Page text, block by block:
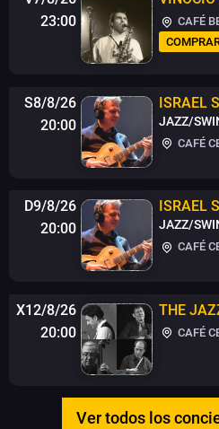
23:00
CAFÉ
S8/8/26
20:00
ISRAEL
JAZZ/
CAFÉ
D9/8/26
20:00
ISRAEL
JAZZ/
CAFÉ
X12/8/26
20:00
THE
CAFÉ
Ver todos los